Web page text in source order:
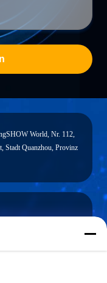
World, Nr. 112,
Stadt Quanzhou, Provinz